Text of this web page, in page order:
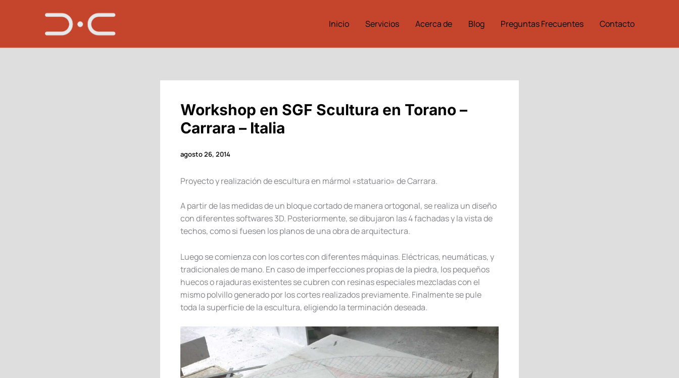
Inicio Servicios Acerca de Blog Preguntas Frecuentes Contacto
Workshop en SGF Scultura en Torano –
Carrara – Italia
agosto 26, 2014
Proyecto y realización de escultura en mármol «statuario» de Carrara.
A partir de las medidas de un bloque cortado de manera ortogonal, se realiza un diseño
con diferentes softwares 3D. Posteriormente, se dibujaron las 4 fachadas y la vista de
techos, como si fuesen los planos de una obra de arquitectura.
Luego se comienza con los cortes con diferentes máquinas. Eléctricas, neumáticas, y
tradicionales de mano. En caso de imperfecciones propias de la piedra, los pequeños
huecos o rajaduras existentes se cubren con resinas especiales mezcladas con el
mismo polvillo generado por los cortes realizados previamente. Finalmente se pule
toda la superficie de la escultura, eligiendo la terminación deseada.